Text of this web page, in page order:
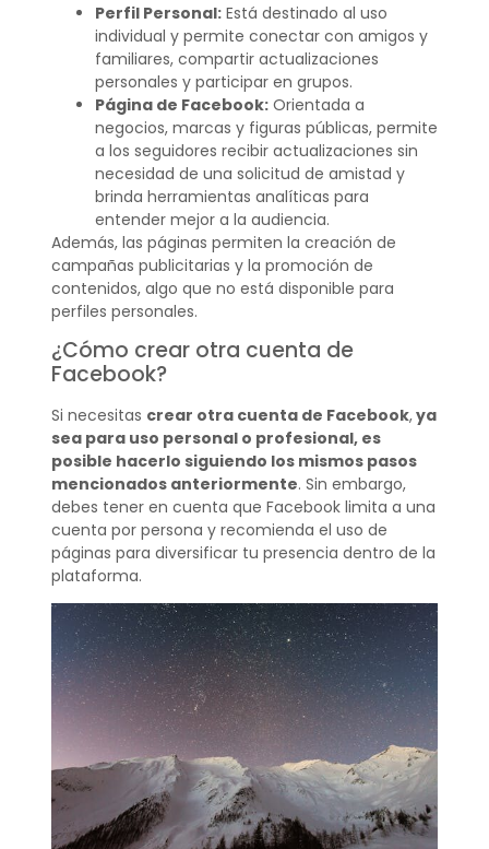
Perfil Personal:Está destinado al uso
individual y permite conectar con amigos y
familiares, compartir actualizaciones
personales y participar en grupos.
Página de Facebook:Orientada a
negocios, marcas y figuras públicas, permite
a los seguidores recibir actualizaciones sin
necesidad de una solicitud de amistad y
brinda herramientas analíticas para
entender mejor a la audiencia.
Además, las páginas permiten la creación de
campañas publicitarias y la promoción de
contenidos, algo que no está disponible para
perfiles personales.
¿Cómo crear otra cuenta de
Facebook?
Si necesitas crear otra cuenta de Facebook,ya
sea para uso personal o profesional, es
posible hacerlo siguiendo los mismos pasos
mencionados anteriormente. Sin embargo,
debes tener en cuenta que Facebook limita a una
cuenta por persona y recomienda el uso de
páginas para diversificar tu presencia dentro de la
plataforma.